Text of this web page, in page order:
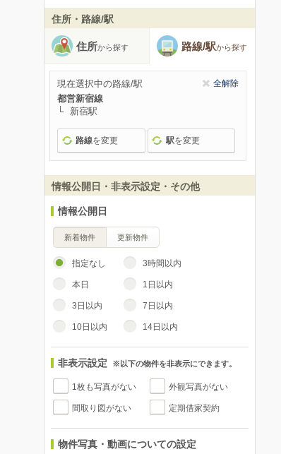
住所・路線/駅
住所から探す 路線/駅から探す
現在選択中の路線/駅 全解除
都営新宿線
新宿駅
路線を変更 駅を変更
情報公開日・非表示設定・その他
情報公開日
新着物件 更新物件
指定なし 3時間以内
本日 1日以内
3日以内 7日以内
10日以内 14日以内
非表示設定 ※以下の物件を非表示にできます。
1枚も写真がない 外観写真がない
間取り図がない 定期借家契約
物件写真・動画についての設定